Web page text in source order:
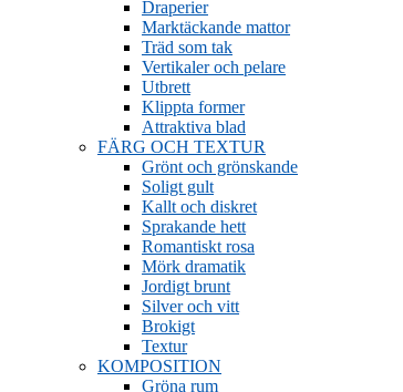
Draperier
Marktäckande mattor
Träd som tak
Vertikaler och pelare
Utbrett
Klippta former
Attraktiva blad
FÄRG OCH TEXTUR
Grönt och grönskande
Soligt gult
Kallt och diskret
Sprakande hett
Romantiskt rosa
Mörk dramatik
Jordigt brunt
Silver och vitt
Brokigt
Textur
KOMPOSITION
Gröna rum